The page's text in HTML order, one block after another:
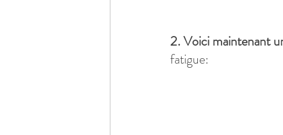
2. Voici maintenant
fatigue: